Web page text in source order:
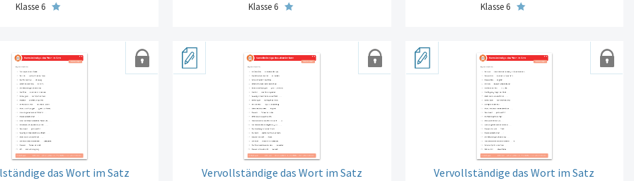
Klasse 6 Klasse 6 Klasse 6
das Wort im Satz Vervollständige das Wort im Satz Vervollständige das Wort im Satz